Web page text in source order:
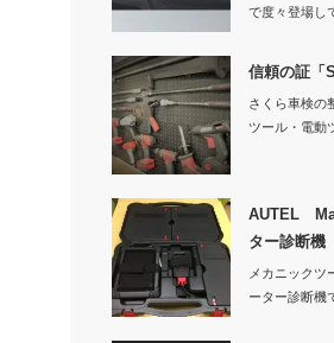
で度々登場し
信頼の証「
さくら車検の
ツール・電動
AUTEL
ター診断機
メカニックツ
ーター診断機